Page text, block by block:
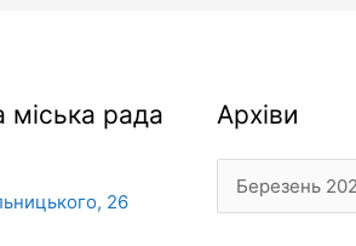
міська рада
26
Архіви
Архіви